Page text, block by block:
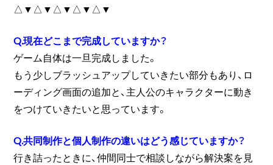
△▼△▼△▼△▼△▼
Q.現在どこまで完成していますか？
ゲーム自体は一旦完成しました。
もう少しブラッシュアップしていきたい部分もあり、ロ
ーディング画面の追加と、主人公のキャラクターに動き
をつけていきたいと思っています。
Q.共同制作と個人制作の違いはどう感じていますか？
行き詰ったときに、仲間同士で相談しながら解決案を見